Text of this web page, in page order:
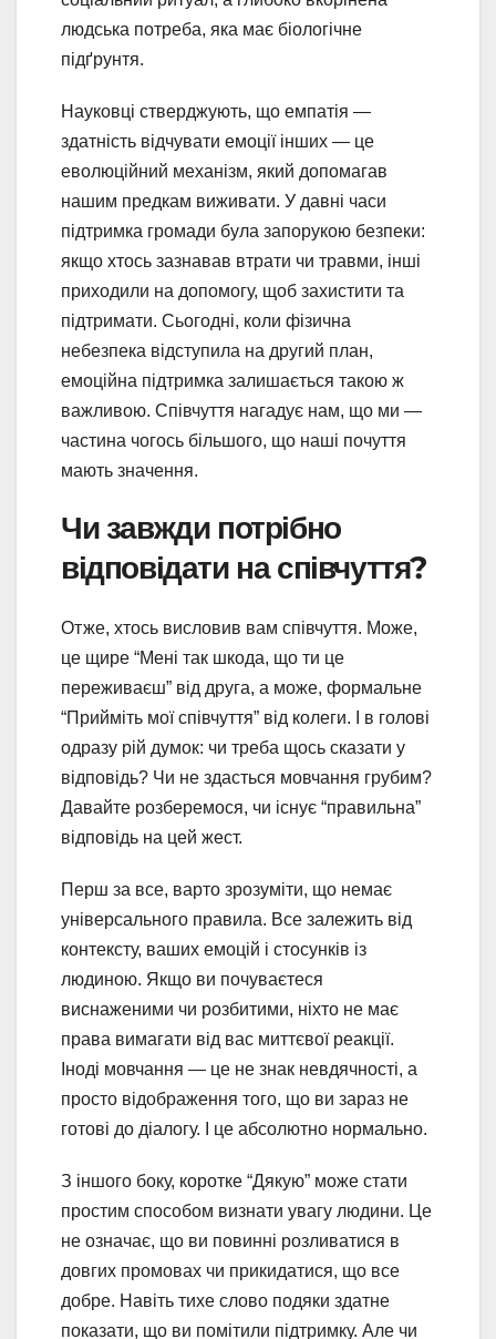
людська потреба, яка має біологічне
підґрунтя.
Науковці стверджують, що емпатія —
здатність відчувати емоції інших — це
еволюційний механізм, який допомагав
нашим предкам виживати. У давні часи
підтримка громади була запорукою безпеки:
якщо хтось зазнавав втрати чи травми, інші
приходили на допомогу, щоб захистити та
підтримати. Сьогодні, коли фізична
небезпека відступила на другий план,
емоційна підтримка залишається такою ж
важливою. Співчуття нагадує нам, що ми —
частина чогось більшого, що наші почуття
мають значення.
Чи завжди потрібно
відповідати на співчуття?
Отже, хтось висловив вам співчуття. Може,
це щире “Мені так шкода, що ти це
переживаєш” від друга, а може, формальне
“Прийміть мої співчуття” від колеги. І в голові
одразу рій думок: чи треба щось сказати у
відповідь? Чи не здасться мовчання грубим?
Давайте розберемося, чи існує “правильна”
відповідь на цей жест.
Перш за все, варто зрозуміти, що немає
універсального правила. Все залежить від
контексту, ваших емоцій і стосунків із
людиною. Якщо ви почуваєтеся
виснаженими чи розбитими, ніхто не має
права вимагати від вас миттєвої реакції.
Іноді мовчання — це не знак невдячності, а
просто відображення того, що ви зараз не
готові до діалогу. І це абсолютно нормально.
З іншого боку, коротке “Дякую” може стати
простим способом визнати увагу людини. Це
не означає, що ви повинні розливатися в
довгих промовах чи прикидатися, що все
добре. Навіть тихе слово подяки здатне
показати, що ви помітили підтримку. Але чи